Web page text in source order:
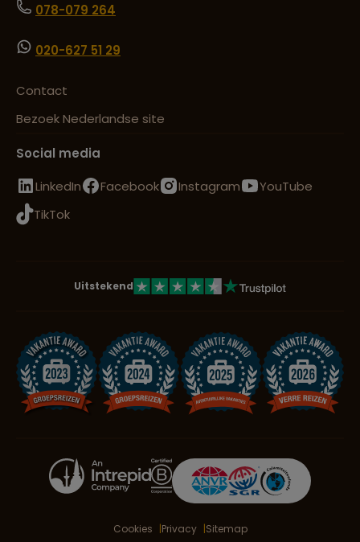
078-079 264
020-627 51 29
Contact
Bezoek Nederlandse site
Social media
LinkedIn
Facebook Instagram
YouTube
TikTok
Uitstekend
Cookies Privacy Sitemap